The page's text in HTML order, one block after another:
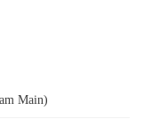
Main)